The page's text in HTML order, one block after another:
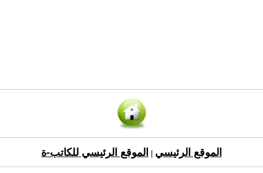
الموقع الرئيسي الموقع الرئيسي للكاتب-ة